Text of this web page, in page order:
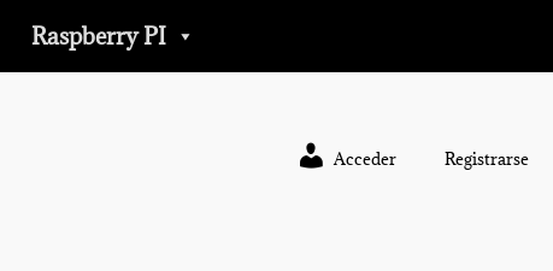
Raspberry PI
Acceder Registrarse